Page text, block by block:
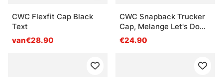
CWC Flexfit Cap Black
Text
van€28.90
CWC Snapback Trucker
Cap, Melange Let's Do
This
€24.90